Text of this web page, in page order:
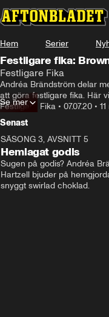
Hem Serier
Festligare fika:
Festligare Fika
Andréa Brändström delar
att göra festligare fika. Här
hallonmousse, chokladfluff
Festligare Fika • 07.07.20 •
Se mer
Senast
SÄSONG 3, AVSNITT 5
Hemlagat godis
Sugen på godis? Andréa
Hartzell bjuder på
snyggt swirlad choklad.